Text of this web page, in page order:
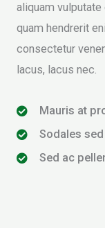
aliquam
quam hendrerit
consectetur
lacus, lacus nec.
Mauris at
Sodales
Sed ac